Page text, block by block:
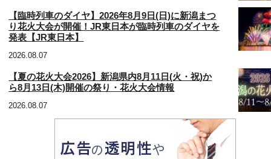
【臨時列車のダイヤ】2026年8月9日(日)に新潟まつ
り花火大会が開催！JR東日本が臨時列車のダイヤを
発表【JR東日本】
2026.08.07
【夏の花火大会2026】新潟県内8月11日(火・祝)か
ら8月13日(木)開催の祭り・花火大会情報
2026.08.07